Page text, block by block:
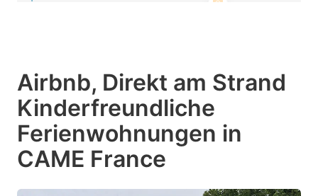
Airbnb, Direkt am Strand
Kinderfreundliche
Ferienwohnungen in
CAME France